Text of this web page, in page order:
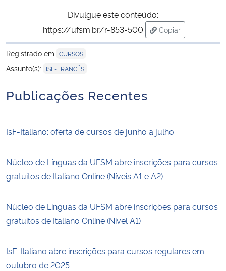
Divulgue este conteúdo:
https://ufsm.br/r-853-500
Copiar
para área de
Registrado em CURSOS
Assunto(s): ISF-FRANCÊS
Publicações Recentes
IsF-Italiano: oferta de cursos de junho a julho
Núcleo de Línguas da UFSM abre inscrições para cursos
gratuitos de Italiano Online (Níveis A1 e A2)
Núcleo de Línguas da UFSM abre inscrições para cursos
gratuitos de Italiano Online (Nível A1)
IsF-Italiano abre inscrições para cursos regulares em
outubro de 2025